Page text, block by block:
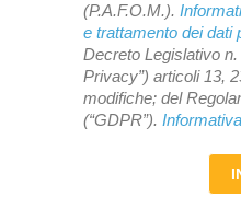
(P.A.F.O.M.).
e trattamento dei dati
Decreto Legislativo
Privacy”) articoli 13,
modifiche; del
(“GDPR”).